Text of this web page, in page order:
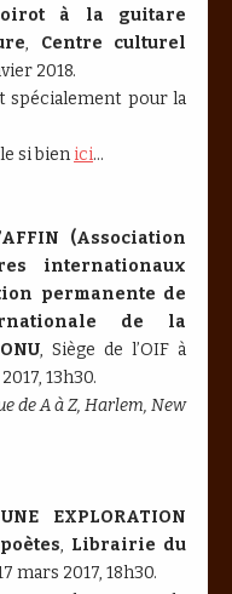
à la guitare
, Centre culturel
2018.
spécialement pour la
si bien ici...
(Association
internationaux
permanente de
de la
, Siège de l’OIF à
13h30.
de A à Z, Harlem, New
EXPLORATION
, Librairie du
mars 2017, 18h30.